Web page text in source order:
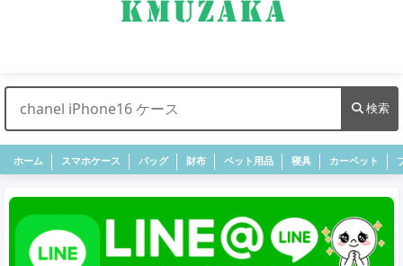
検索
ホーム スマホケース バッグ 財布 ペット用品 寝具 カーペット